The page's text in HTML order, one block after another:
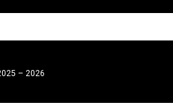
– 2026